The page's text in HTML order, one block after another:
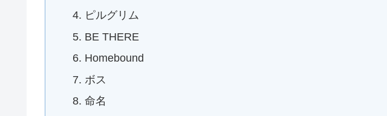
ピルグリム
BE THERE
Homebound
ボス
命名